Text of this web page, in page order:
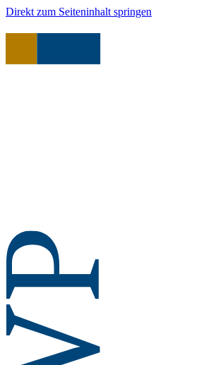
Direkt zum Seiteninhalt springen